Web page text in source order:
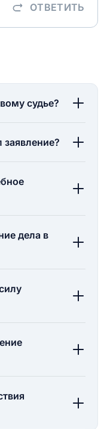
ОТВЕТИТЬ
судье?
заявление?
дела в